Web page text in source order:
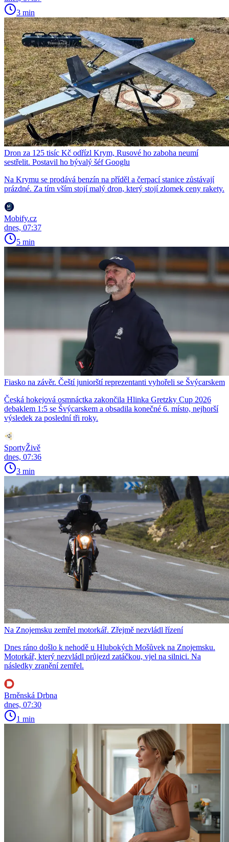
3 min
Dron za 125 tisíc Kč odřízl Krym, Rusové ho zaboha neumí
sestřelit. Postavil ho bývalý šéf Googlu
Na Krymu se prodává benzín na příděl a čerpací stanice zůstávají
prázdné. Za tím vším stojí malý dron, který stojí zlomek ceny rakety.
Mobify.cz
dnes, 07:37
5 min
Fiasko na závěr. Čeští juniorští reprezentanti vyhořeli se Švýcarskem
Česká hokejová osmnáctka zakončila Hlinka Gretzky Cup 2026
debaklem 1:5 se Švýcarskem a obsadila konečné 6. místo, nejhorší
výsledek za poslední tři roky.
SportyŽivě
dnes, 07:36
3 min
Na Znojemsku zemřel motorkář. Zřejmě nezvládl řízení
Dnes ráno došlo k nehodě u Hlubokých Mošůvek na Znojemsku.
Motorkář, který nezvládl průjezd zatáčkou, vjel na silnici. Na
následky zranění zemřel.
Brněnská Drbna
dnes, 07:30
1 min